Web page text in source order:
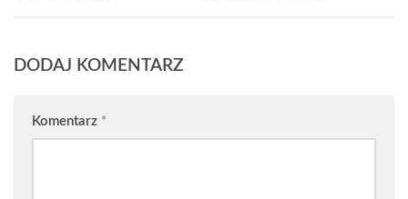
DODAJ KOMENTARZ
Komentarz *